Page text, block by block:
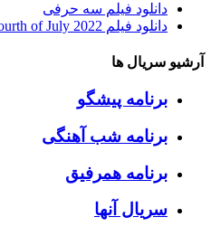
دانلود فیلم سه حرفی
دانلود فیلم Fourth of July 2022 چهارم جولای
آرشیو سریال ها
برنامه پیشگو
برنامه شب آهنگی
برنامه همرفیق
سریال آنها